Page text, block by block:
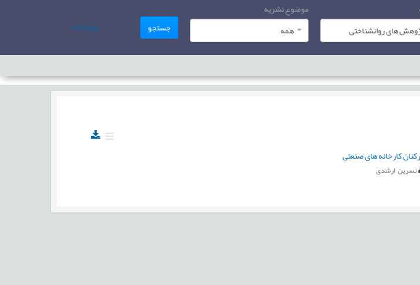
های روانشناختی
موضوع نشریه
همه
جستجو پیشرفته
کارخانه های صنعتی
نسرین ارشدی